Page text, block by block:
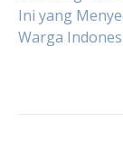
Ini yang
Warga